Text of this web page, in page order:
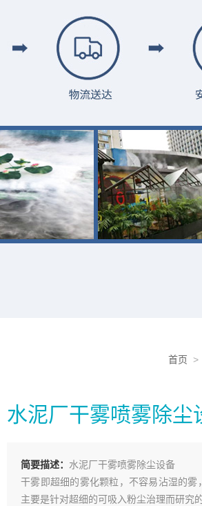
首页 >
水泥厂干雾喷雾除尘
简要描述： 水泥厂干雾喷雾除尘设备
干雾即超细的雾化颗粒，不容易沾湿的雾
主要是针对超细的可吸入粉尘治理而研究